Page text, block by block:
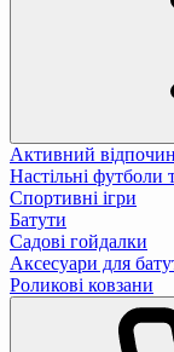
Активний
Настільні футболи
Спортивні ігри
Батути
Садові гойдалки
Аксесуари для
Роликові ковзани